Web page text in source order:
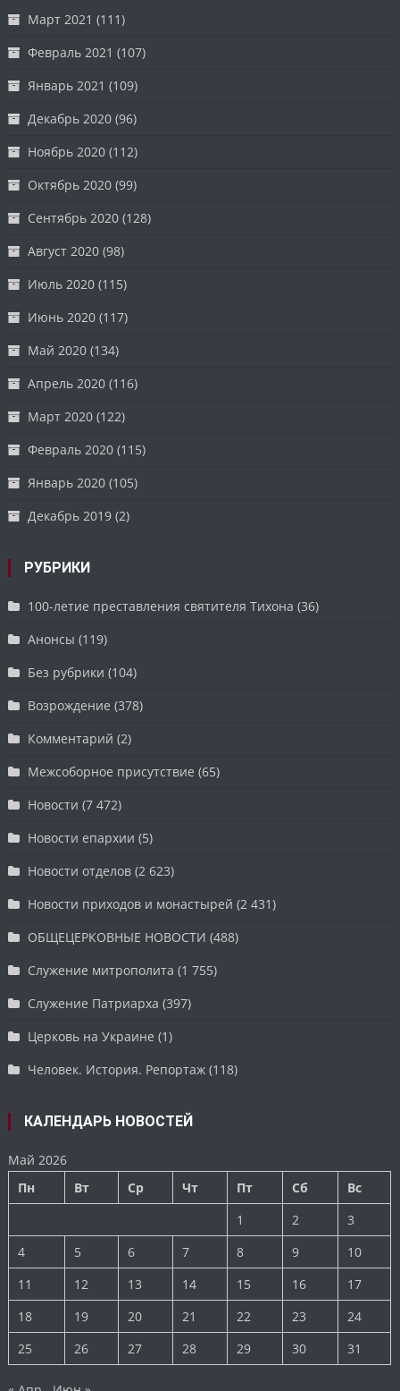
Март 2021 (111)
Февраль 2021 (107)
Январь 2021 (109)
Декабрь 2020 (96)
Ноябрь 2020 (112)
Октябрь 2020 (99)
Сентябрь 2020 (128)
Август 2020 (98)
Июль 2020 (115)
Июнь 2020 (117)
Май 2020 (134)
Апрель 2020 (116)
Март 2020 (122)
Февраль 2020 (115)
Январь 2020 (105)
Декабрь 2019 (2)
РУБРИКИ
100-летие преставления святителя Тихона (36)
Анонсы (119)
Без рубрики (104)
Возрождение (378)
Комментарий (2)
Межсоборное присутствие (65)
Новости (7 472)
Новости епархии (5)
Новости отделов (2 623)
Новости приходов и монастырей (2 431)
ОБЩЕЦЕРКОВНЫЕ НОВОСТИ (488)
Служение митрополита (1 755)
Служение Патриарха (397)
Церковь на Украине (1)
Человек. История. Репортаж (118)
КАЛЕНДАРЬ НОВОСТЕЙ
Май 2026
Пн
Вт Ср Чт Пт Сб
Вс
1
2
3
4
5 6 7 8 9
10
11
12 13 14 15 16
17
18
19 20 21 22 23
24
25
26 27 28 29 30 31